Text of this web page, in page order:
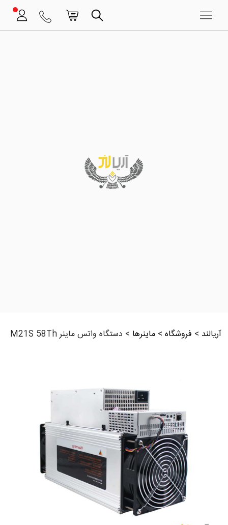
آریالند > فروشگاه >ماینرها > دستگاه واتس ماینر M21S 58Th